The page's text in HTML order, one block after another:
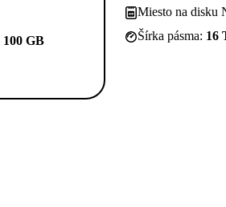
100 GB
Miesto na disku
Šírka pásma: 16